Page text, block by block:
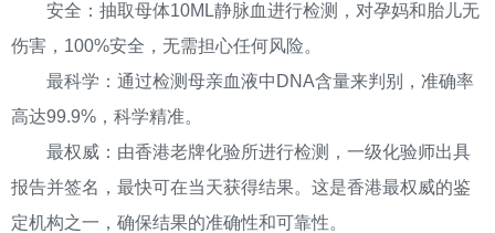
安全：抽取母体10ML静脉血进行检测，对孕妈和胎儿无
伤害，100%安全，无需担心任何风险。
最科学：通过检测母亲血液中DNA含量来判别，准确率
高达99.9%，科学精准。
最权威：由香港老牌化验所进行检测，一级化验师出具
报告并签名，最快可在当天获得结果。这是香港最权威的鉴
定机构之一，确保结果的准确性和可靠性。